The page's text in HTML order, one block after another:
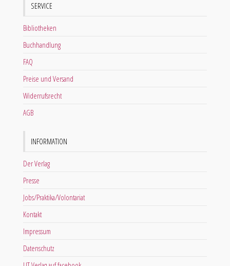
SERVICE
Bibliotheken
Buchhandlung
FAQ
Preise und Versand
Widerrufsrecht
AGB
INFORMATION
Der Verlag
Presse
Jobs/Praktika/Volontariat
Kontakt
Impressum
Datenschutz